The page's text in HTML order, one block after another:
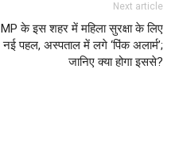
Next article
MP के इस शहर में महिला सुरक्षा के लिए
नई पहल, अस्पताल में लगे ‘पिंक अलार्म’;
जानिए क्या होगा इससे?